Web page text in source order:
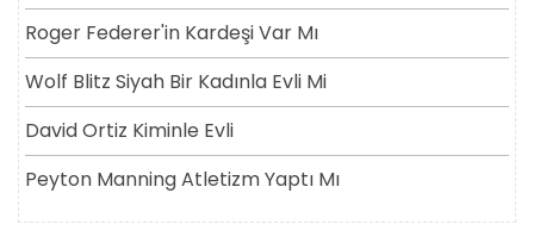
Roger Federer'in Kardeşi Var Mı
Wolf Blitz Siyah Bir Kadınla Evli Mi
David Ortiz Kiminle Evli
Peyton Manning Atletizm Yaptı Mı